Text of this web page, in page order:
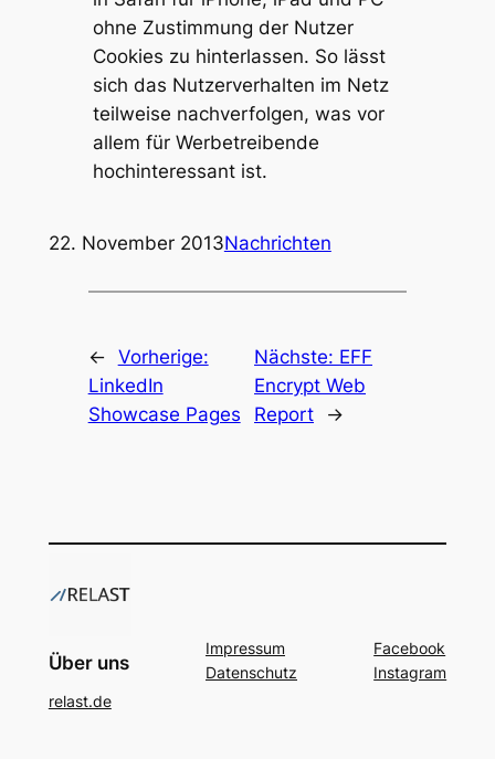
ohne Zustimmung der Nutzer
Cookies zu hinterlassen. So lässt
sich das Nutzerverhalten im Netz
teilweise nachverfolgen, was vor
allem für Werbetreibende
hochinteressant ist.
22. November 2013Nachrichten
← Vorherige:
LinkedIn
Showcase Pages
Nächste: EFF
Encrypt Web
Report
→
Über uns
relast.de
Impressum
Datenschutz
Facebook
Instagram